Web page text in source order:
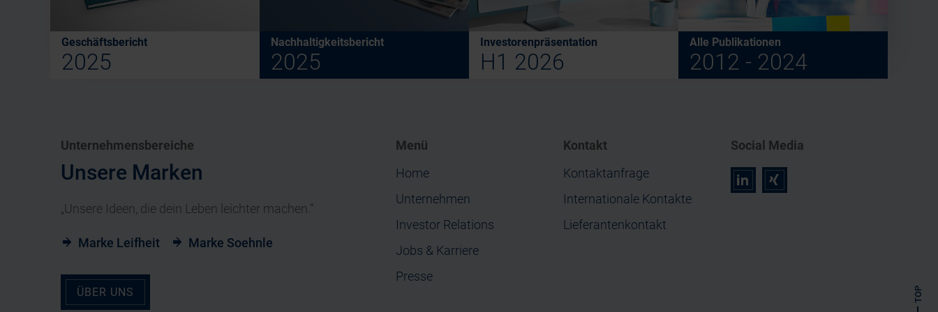
Geschäftsbericht
2025
Nachhaltigkeitsbericht
2025
Investorenpräsentation
H1 2026
Alle Publikationen
2012 - 2024
Unternehmensbereiche
Unsere Marken
„Unsere Ideen, die dein Leben leichter machen.“
Marke Leifheit Marke Soehnle
ÜBER UNS
Menü
Home
Unternehmen
Investor Relations
Jobs & Karriere
Presse
Kontakt
Kontaktanfrage
Internationale Kontakte
Lieferantenkontakt
Social Media
r z
TOP